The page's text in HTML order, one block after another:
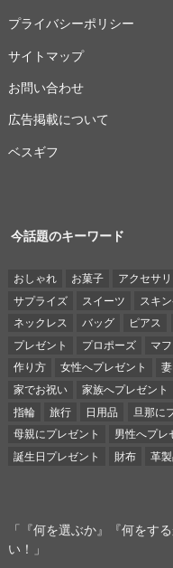
プライバシーポリシー
サイトマップ
お問い合わせ
広告掲載について
ベスギフ
今話題のキーワード
おしゃれ お菓子 アクセサ
サプライズ
スイーツ スキ
ネックレス
バッグ ピアス
プレゼント
プロポーズ マ
作り方
女性へプレゼント
家でお祝い
家族へプレゼント
指輪
旅行 日用品 旦那に
母親にプレゼント
男性へプレ
誕生日プレゼント
財布 革
「『何を選ぶか』『何をす
い！」